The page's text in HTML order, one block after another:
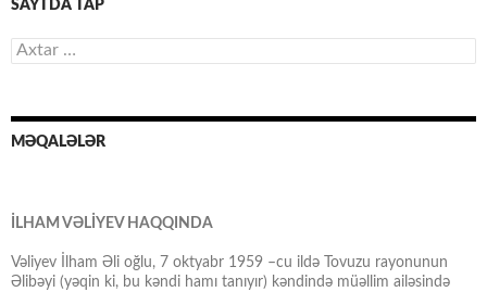
SAYTDA TAP
Axtarış:
MƏQALƏLƏR
İLHAM VƏLİYEV HAQQINDA
Vəliyev İlham Əli oğlu, 7 oktyabr 1959 –cu ildə Tovuzu rayonunun
Əlibəyi (yəqin ki, bu kəndi hamı tanıyır) kəndində müəllim ailəsində